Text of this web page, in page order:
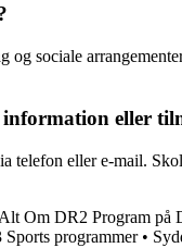
sociale
eller
eller e-mail.
Alt Om DR2 Program på
programmer•